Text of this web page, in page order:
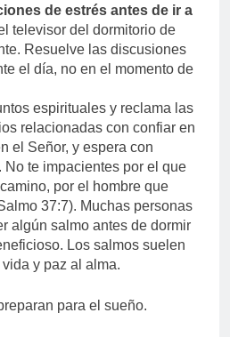
de estrés antes de ir a
televisor del dormitorio de
Resuelve las discusiones
el día, no en el momento de
espirituales y reclama las
relacionadas con confiar en
el Señor, y espera con
No te impacientes por el que
por el hombre que
37:7). Muchas personas
algún salmo antes de dormir
Los salmos suelen
y paz al alma.
para el sueño.